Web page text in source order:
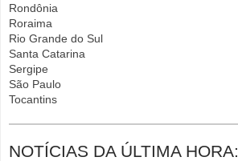
Rondônia
Roraima
Rio Grande do Sul
Santa Catarina
Sergipe
São Paulo
Tocantins
NOTÍCIAS DA ÚLTIMA HORA: